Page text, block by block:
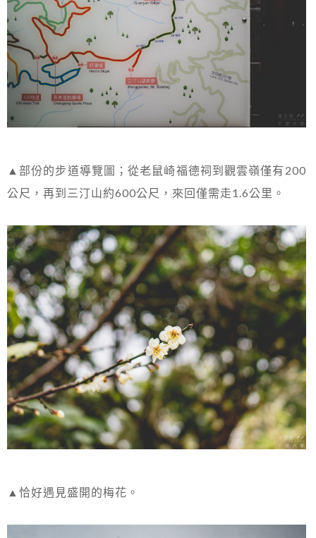
▲部份的步道導覽圖；從老鼠崎福德祠到觀雲嶺僅有200
公尺，再到三汀山約600公尺，來回僅需走1.6公里。
▲恰好遇見盛開的梅花。